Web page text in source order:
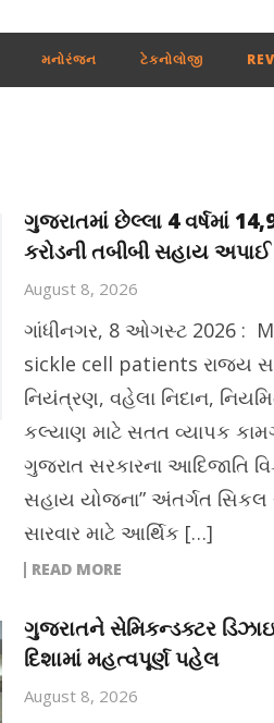
મનોરંજન ટેકનોલોજી
ગુજરાતમાં છેલ્લા 4 વર્ષમાં
કરોડની તબીબી સહાય અપાઈ
August 8, 2026
ગાંધીનગર, 8 ઓગસ્ટ 2026 :
sickle cell patients રાજ્ય
નિયંત્રણ, વહેલા નિદાન,
કલ્યાણ માટે સતત વ્યાપક
ગુજરાત સરકારના આદિજાતિ
સહાય યોજના” અંતર્ગત સિકલ
સારવાર માટે આર્થિક […]
READ MORE
ગુજરાતને સેમિકન્ડક્ટર
દિશામાં મહત્વપૂર્ણ પહેલ
August 8, 2026